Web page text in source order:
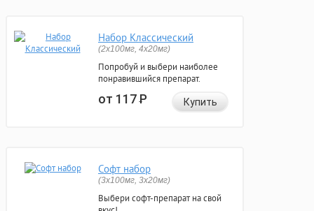
Набор Классический
(2x100мг, 4x20мг)
Попробуй и выбери наиболее
понравившийся препарат.
от 117Р Купить
Софт набор
(3x100мг, 3x20мг)
Выбери софт-препарат на свой